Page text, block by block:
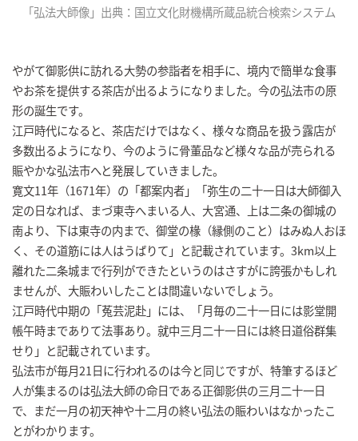
「弘法大師像」出典：国立文化財機構所蔵品統合検索システム
やがて御影供に訪れる大勢の参詣者を相手に、境内で簡単な食事
やお茶を提供する茶店が出るようになりました。今の弘法市の原
形の誕生です。
江戸時代になると、茶店だけではなく、様々な商品を扱う露店が
多数出るようになり、今のように骨董品など様々な品が売られる
賑やかな弘法市へと発展していきました。
寛文11年（1671年）の「都案内者」「弥生の二十一日は大師御入
定の日なれば、まづ東寺へまいる人、大宮通、上は二条の御城の
南より、下は東寺の内まで、御堂の椽（縁側のこと）はみぬ人おほ
く、その道筋には人はうばりて」と記載されています。3km以上
離れた二条城まで行列ができたというのはさすがに誇張かもしれ
ませんが、大賑わいしたことは間違いないでしょう。
江戸時代中期の「菟芸泥赴」には、「月毎の二十一日には影堂開
帳午時までありて法事あり。就中三月二十一日には終日道俗群集
せり」と記載されています。
弘法市が毎月21日に行われるのは今と同じですが、特筆するほど
人が集まるのは弘法大師の命日である正御影供の三月二十一日
で、まだ一月の初天神や十二月の終い弘法の賑わいはなかったこ
とがわかります。